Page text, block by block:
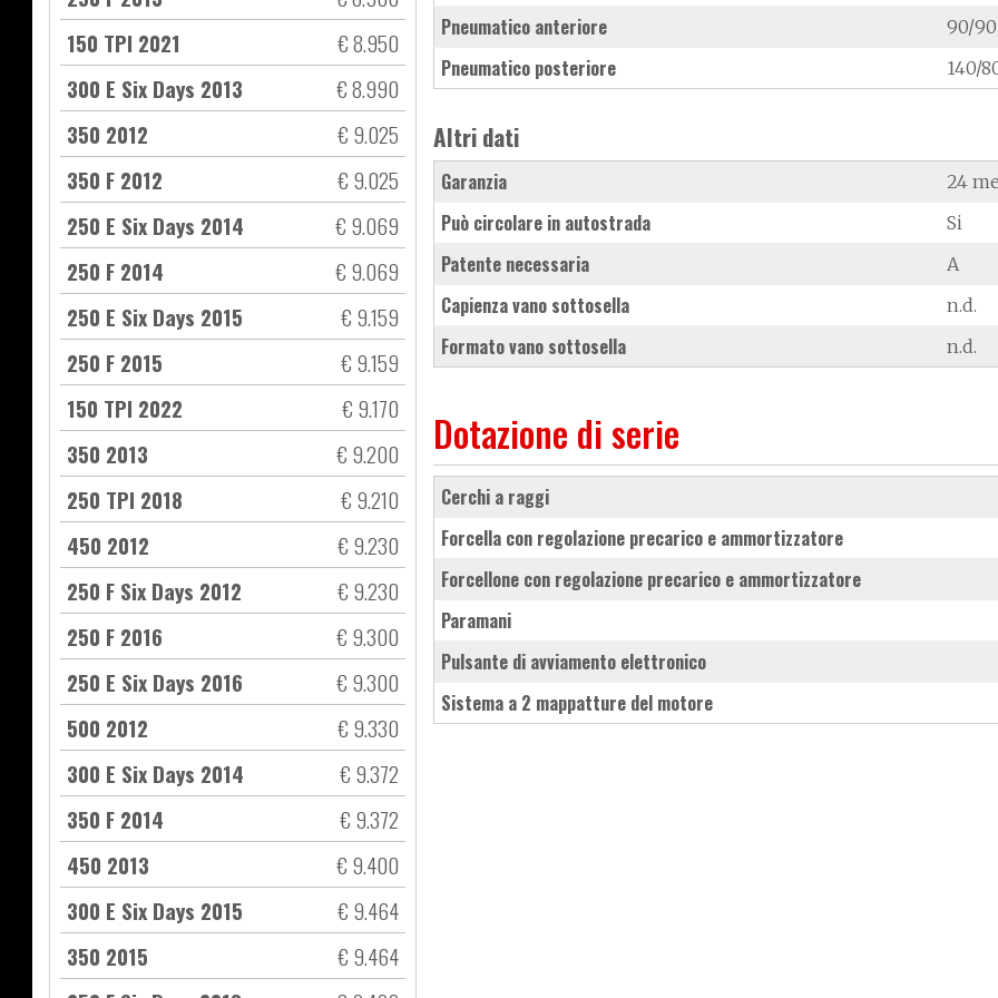
150 TPI 2021
€ 8.950
300 E Six Days 2013
€ 8.990
350 2012
€ 9.025
350 F 2012
€ 9.025
250 E Six Days 2014
€ 9.069
250 F 2014
€ 9.069
250 E Six Days 2015
€ 9.159
250 F 2015
€ 9.159
150 TPI 2022
€ 9.170
350 2013
€ 9.200
250 TPI 2018
€ 9.210
450 2012
€ 9.230
250 F Six Days 2012
€ 9.230
250 F 2016
€ 9.300
250 E Six Days 2016
€ 9.300
500 2012
€ 9.330
300 E Six Days 2014
€ 9.372
350 F 2014
€ 9.372
450 2013
€ 9.400
300 E Six Days 2015
€ 9.464
350 2015
€ 9.464
Pneumatico anteriore 90/90
Pneumatico posteriore 140/
Altri dati
Garanzia 24
Può circolare in autostrada Si
Patente necessaria A
Capienza vano sottosella n.d.
Formato vano sottosella n.d.
Dotazione di serie
cerchi a raggi
forcella con regolazione precarico e ammortizzatore
forcellone con regolazione precarico e ammortizzatore
paramani
pulsante di avviamento elettronico
sistema a 2 mappatture del motore